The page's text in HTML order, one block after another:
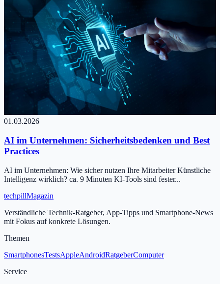
01.03.2026
AI im Unternehmen: Sicherheitsbedenken und Best
Practices
AI im Unternehmen: Wie sicher nutzen Ihre Mitarbeiter Künstliche
Intelligenz wirklich? ca. 9 Minuten KI-Tools sind fester...
techpillMagazin
Verständliche Technik-Ratgeber, App-Tipps und Smartphone-News
mit Fokus auf konkrete Lösungen.
Themen
SmartphonesTestsAppleAndroidRatgeberComputer
Service